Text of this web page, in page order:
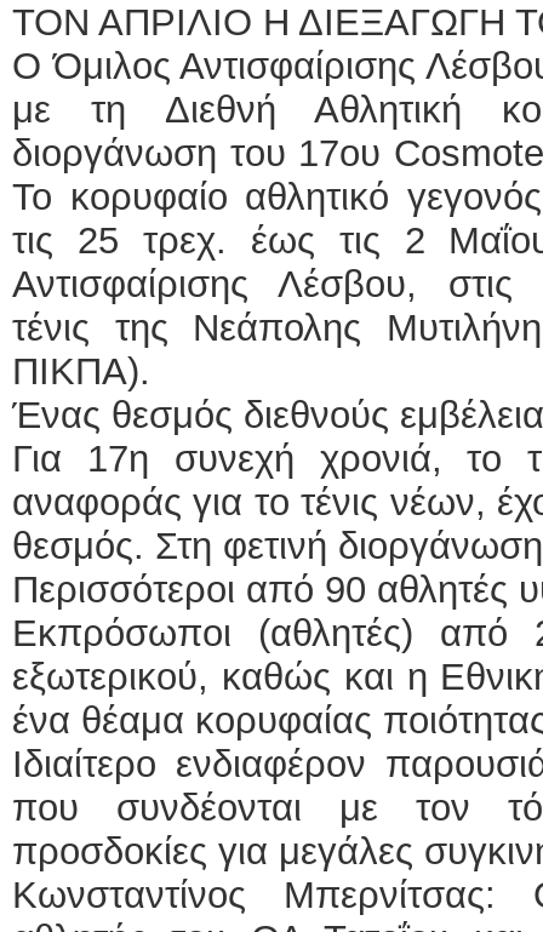
ΤΟΝ ΑΠΡΙΛΙΟ Η ΔΙΕΞΑΓΩΓΗ
Ο Όμιλος Αντισφαίρισης
με τη Διεθνή Αθλητική
διοργάνωση του 17ου
Το κορυφαίο αθλητικό
τις 25 τρεχ. έως τις 2
Αντισφαίρισης Λέσβου, στις
τένις της Νεάπολης
ΠΙΚΠΑ).
Ένας θεσμός διεθνούς
Για 17η συνεχή χρονιά, το
αναφοράς για το τένις νέων,
θεσμός. Στη φετινή
Περισσότεροι από 90 αθλητές
Εκπρόσωποι (αθλητές) από
εξωτερικού, καθώς και η
ένα θέαμα κορυφαίας
Ιδιαίτερο ενδιαφέρον
που συνδέονται με τον
προσδοκίες για μεγάλες
Κωνσταντίνος